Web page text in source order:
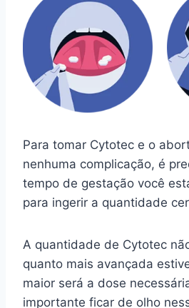
Para tomar Cytotec e o
nenhuma complicação, é
tempo de gestação você
para ingerir a quantidade
A quantidade de Cytotec
quanto mais avançada
maior será a dose
importante ficar de olho